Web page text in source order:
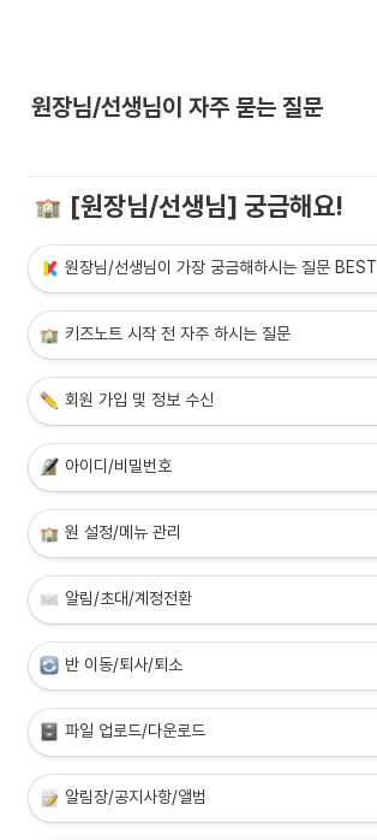
원장님/선생님이 자주 묻는 질문
[원장님/선생님] 궁금해요!
원장님/선생님이 가장 궁금해하시는 질문 BEST
키즈노트 시작 전 자주 하시는 질문
회원 가입 및 정보 수신
아이디/비밀번호
원 설정/메뉴 관리
알림/초대/계정전환
반 이동/퇴사/퇴소
파일 업로드/다운로드
알림장/공지사항/앨범